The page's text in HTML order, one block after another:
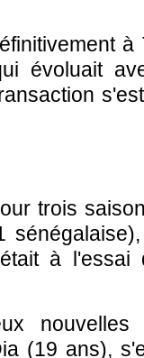
à
évoluait
trois
à l'essai
nouvelles
(19 ans),